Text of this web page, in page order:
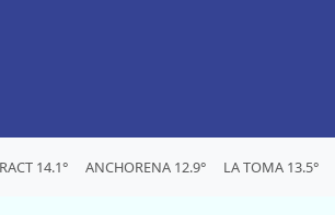
14.1° ANCHORENA 12.9° LA TOMA 13.5°